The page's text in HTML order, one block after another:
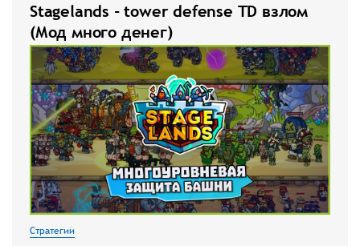
Stagelands - tower defense TD взлом
(Мод много денег)
Стратегии